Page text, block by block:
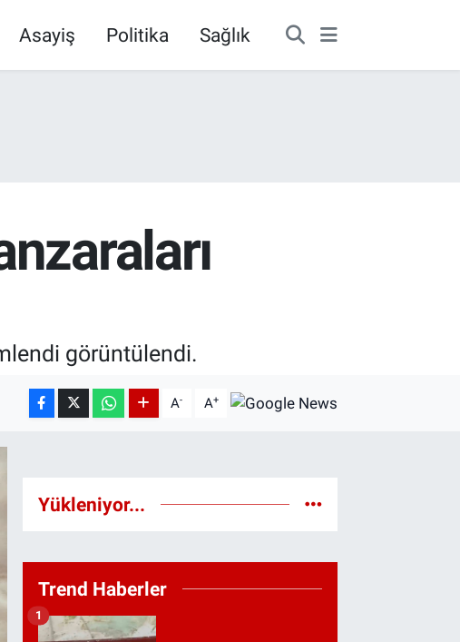
Asayiş Politika Sağlık
görüntülendi.
A- A+
Yükleniyor...
Trend Haberler
1